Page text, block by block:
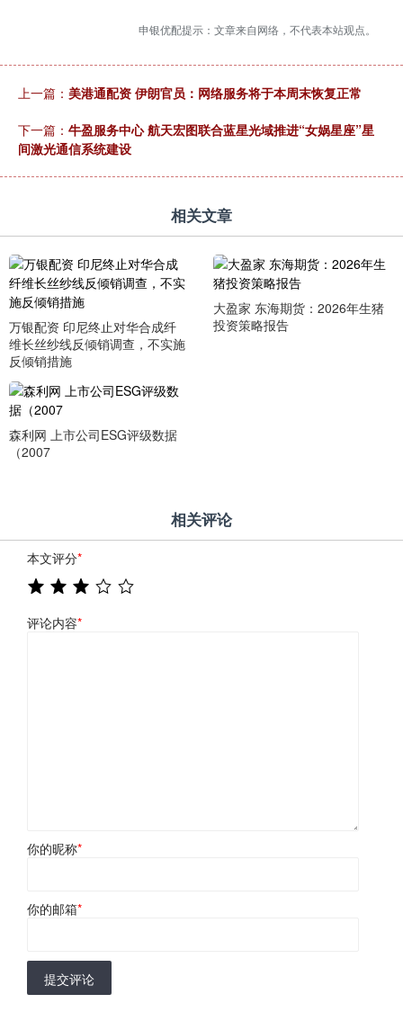
申银优配提示：文章来自网络，不代表本站观点。
上一篇： 美港通配资 伊朗官员：网络服务将于本周末恢复正常
下一篇： 牛盈服务中心 航天宏图联合蓝星光域推进“女娲星座”星
间激光通信系统建设
相关文章
万银配资 印尼终止对华合成纤
维长丝纱线反倾销调查，不实施
反倾销措施
大盈家 东海期货：2026年生猪
投资策略报告
森利网 上市公司ESG评级数据
（2007
相关评论
本文评分*
评论内容*
你的昵称*
你的邮箱*
提交评论